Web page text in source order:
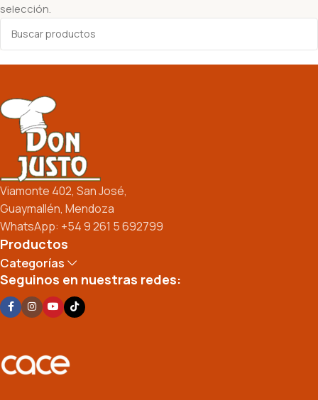
selección.
Viamonte 402, San José,
Guaymallén, Mendoza
WhatsApp: +54 9 261 5 692799
Productos
Categorías
Seguinos en nuestras redes: